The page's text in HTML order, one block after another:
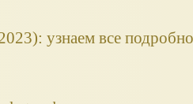
узнаем все